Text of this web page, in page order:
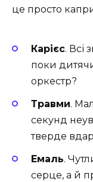
це просто
Карієс. Всі
поки
оркестр?
Травми.
секунд
тверде
Емаль.
серце, а й